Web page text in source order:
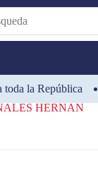
toda la República
HERNAN